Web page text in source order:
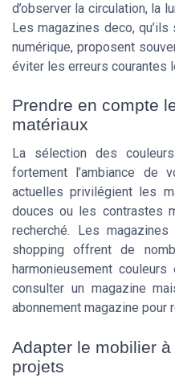
d’observer la circulation, la
Les magazines deco,
numérique, proposent
éviter les erreurs courantes
Prendre en compte
matériaux
La sélection des
fortement l’ambiance de
actuelles privilégient les
douces ou les contrastes
recherché. Les
shopping offrent de
harmonieusement
consulter un magazine
abonnement magazine pour
Adapter le mobilier
projets